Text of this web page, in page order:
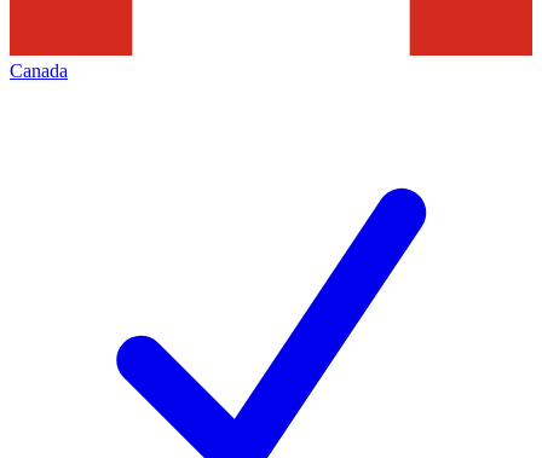
Canada